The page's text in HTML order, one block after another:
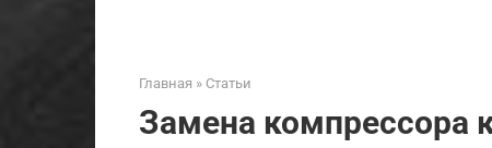
Главная » Статьи
Замена компрессора